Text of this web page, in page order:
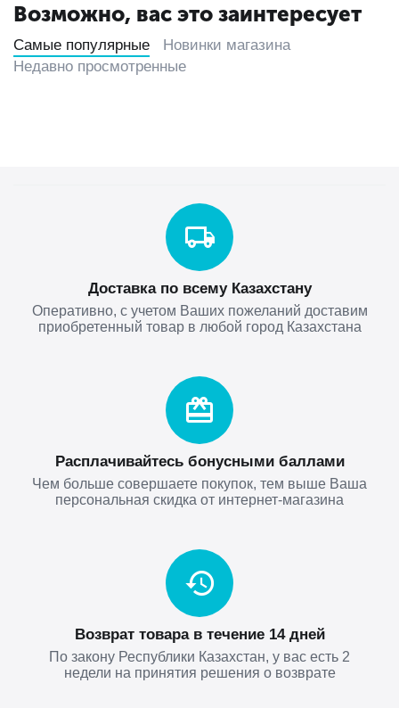
Возможно, вас это заинтересует
Самые популярные
Новинки магазина
Недавно просмотренные
Доставка по всему Казахстану
Оперативно, с учетом Ваших пожеланий доставим
приобретенный товар в любой город Казахстана
Расплачивайтесь бонусными баллами
Чем больше совершаете покупок, тем выше Ваша
персональная скидка от интернет-магазина
Возврат товара в течение 14 дней
По закону Республики Казахстан, у вас есть 2
недели на принятия решения о возврате